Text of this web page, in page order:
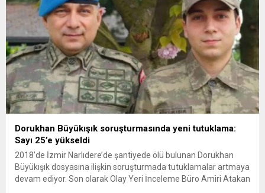
Dorukhan Büyükışık soruşturmasında yeni tutuklama:
Sayı 25’e yükseldi
2018’de İzmir Narlıdere’de şantiyede ölü bulunan Dorukhan
Büyükışık dosyasına ilişkin soruşturmada tutuklamalar artmaya
devam ediyor. Son olarak Olay Yeri İnceleme Büro Amiri Atakan